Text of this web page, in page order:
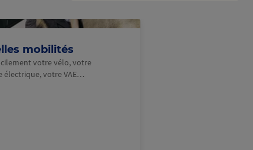
mobilités
votre vélo, votre
votre VAE…